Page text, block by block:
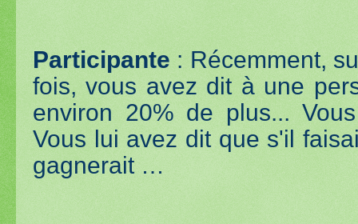
Participante : Récemment,
fois, vous avez dit à une
environ 20% de plus...
Vous lui avez dit que s'il
gagnerait …